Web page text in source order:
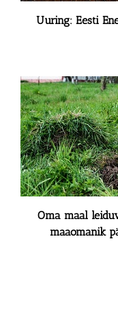
Uuring: Eesti
Oma maal
maaomanik